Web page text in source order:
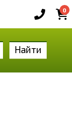
0
Найти